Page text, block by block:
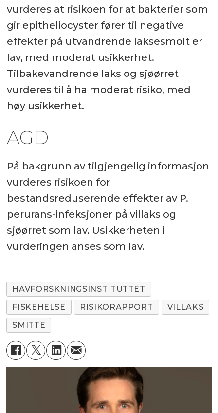
vurderes at risikoen for at bakterier som
gir epitheliocyster fører til negative
effekter på utvandrende laksesmolt er
lav, med moderat usikkerhet.
Tilbakevandrende laks og sjøørret
vurderes til å ha moderat risiko, med
høy usikkerhet.
AGD
På bakgrunn av tilgjengelig informasjon
vurderes risikoen for
bestandsreduserende effekter av P.
perurans-infeksjoner på villaks og
sjøørret som lav. Usikkerheten i
vurderingen anses som lav.
HAVFORSKNINGSINSTITUTTET
FISKEHELSE
RISIKORAPPORT
VILLAKS
SMITTE